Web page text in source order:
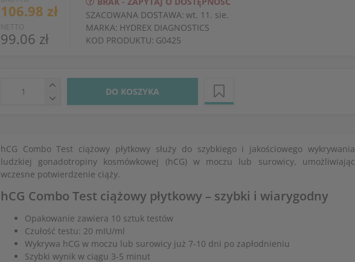
106.98 zł
NETTO
99.06 zł
SZACOWANA DOSTAWA: wt. 11. sie.
MARKA: HYDREX DIAGNOSTICS
KOD PRODUKTU: G0425
DO KOSZYKA
hCG Combo Test ciążowy płytkowy służy do szybkiego i jakościowego wykrywania
ludzkiej gonadotropiny kosmówkowej (hCG) w moczu lub surowicy, umożliwiając
wczesne potwierdzenie ciąży.
hCG Combo Test ciążowy płytkowy – szybki i wiarygodny
Opakowanie zawiera 10 sztuk testów
Czułość testu: 20 mIU/ml
Wykrywa hCG w moczu lub surowicy już 7-10 dni po zapłodnieniu
Szybki wynik w ciągu 3-5 minut